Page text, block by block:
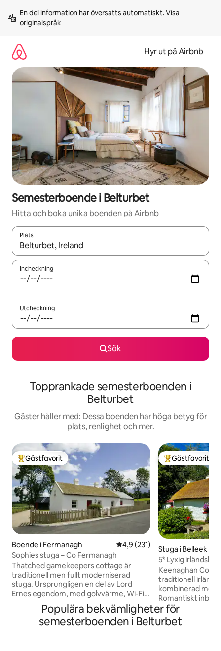
innehåll
En del information har översatts automatiskt. Visa
originalspråk
Hyr ut på Airbnb
Semesterboende i Belturbet
Hitta och boka unika boenden på Airbnb
Plats
När resultaten är tillgängliga kan du navigera med upp- och
Incheckning
Utcheckning
Sök
Topprankade semesterboenden i
Belturbet
Gäster håller med: Dessa boenden har höga betyg för
plats, renlighet och mer.
Populär gästfavorit
Gästfavorit
Boende i Fermanagh 4,9 av 5 i genomsnittligt
4,9 (231)
Sophies stuga – Co Fermanagh
Thatched gamekeepers cottage är
traditionell men fullt moderniserad
stuga. Ursprungligen en del av Lord
Ernes egendom, med golvvärme, Wi-Fi,
TV, DVD-spelare, med brett utbud av
DVD-skivor att titta på, CD/radio spelare
och cd-skivor att lyssna på, diskmaskin
Populär
Gästfavorit
Stuga i Belleek
5* Lyxig irländsk
HiddenGem Irland
Keenaghan
traditionell
kombinerad med
Romantiskt
County
stenkast in i
det perfekta
Populära bekvämligheter för
semesterboenden i Belturbet